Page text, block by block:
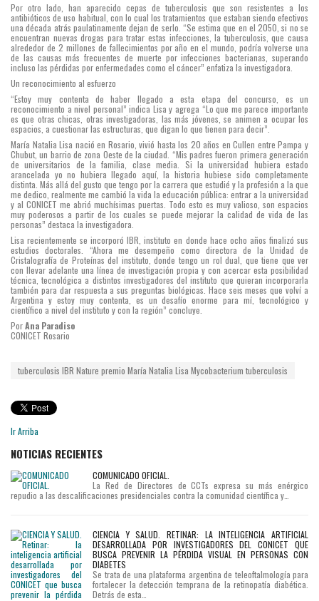
Por otro lado, han aparecido cepas de tuberculosis que son resistentes a los
antibióticos de uso habitual, con lo cual los tratamientos que estaban siendo efectivos
una década atrás paulatinamente dejan de serlo. “Se estima que en el 2050, si no se
encuentran nuevas drogas para tratar estas infecciones, la tuberculosis, que causa
alrededor de 2 millones de fallecimientos por año en el mundo, podría volverse una
de las causas más frecuentes de muerte por infecciones bacterianas, superando
incluso las pérdidas por enfermedades como el cáncer” enfatiza la investigadora.
Un reconocimiento al esfuerzo
“Estoy muy contenta de haber llegado a esta etapa del concurso, es un
reconocimiento a nivel personal” indica Lisa y agrega “Lo que me parece importante
es que otras chicas, otras investigadoras, las más jóvenes, se animen a ocupar los
espacios, a cuestionar las estructuras, que digan lo que tienen para decir”.
María Natalia Lisa nació en Rosario, vivió hasta los 20 años en Cullen entre Pampa y
Chubut, un barrio de zona Oeste de la ciudad. “Mis padres fueron primera generación
de universitarios de la familia, clase media. Si la universidad hubiera estado
arancelada yo no hubiera llegado aquí, la historia hubiese sido completamente
distinta. Más allá del gusto que tengo por la carrera que estudié y la profesión a la que
me dedico, realmente me cambió la vida la educación pública: entrar a la universidad
y al CONICET me abrió muchísimas puertas. Todo esto es muy valioso, son espacios
muy poderosos a partir de los cuales se puede mejorar la calidad de vida de las
personas” destaca la investigadora.
Lisa recientemente se incorporó IBR, instituto en donde hace ocho años finalizó sus
estudios doctorales. “Ahora me desempeño como directora de la Unidad de
Cristalografía de Proteínas del instituto, donde tengo un rol dual, que tiene que ver
con llevar adelante una línea de investigación propia y con acercar esta posibilidad
técnica, tecnológica a distintos investigadores del instituto que quieran incorporarla
también para dar respuesta a sus preguntas biológicas. Hace seis meses que volví a
Argentina y estoy muy contenta, es un desafío enorme para mí, tecnológico y
científico a nivel del instituto y con la región” concluye.
PorAna Paradiso
CONICET Rosario
tuberculosis IBR Nature premio María Natalia Lisa Mycobacterium tuberculosis
Ir Arriba
NOTICIAS RECIENTES
COMUNICADO OFICIAL.
La Red de Directores de CCTs expresa su más enérgico
repudio a las descalificaciones presidenciales contra la comunidad científica y…
CIENCIA Y SALUD. RETINAR: LA INTELIGENCIA ARTIFICIAL
DESARROLLADA POR INVESTIGADORES DEL CONICET QUE
BUSCA PREVENIR LA PÉRDIDA VISUAL EN PERSONAS CON
DIABETES
Se trata de una plataforma argentina de teleoftalmología para
fortalecer la detección temprana de la retinopatía diabética.
Detrás de esta…